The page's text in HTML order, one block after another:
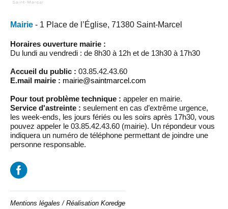
Mairie - 1 Place de l’Église, 71380 Saint-Marcel
Horaires ouverture mairie :
Du lundi au vendredi : de 8h30 à 12h et de 13h30 à 17h30
Accueil du public : 03.85.42.43.60
E.mail mairie : mairie@saintmarcel.com
Pour tout problème technique : appeler en mairie.
Service d'astreinte : seulement en cas d’extrême urgence,
les week-ends, les jours fériés ou les soirs après 17h30, vous
pouvez appeler le 03.85.42.43.60 (mairie). Un répondeur vous
indiquera un numéro de téléphone permettant de joindre une
personne responsable.
Mentions légales / Réalisation Koredge